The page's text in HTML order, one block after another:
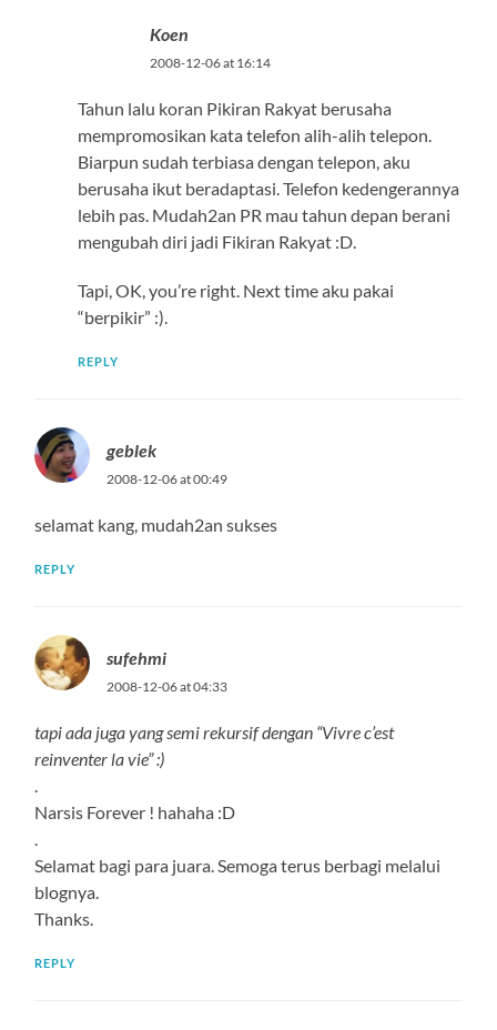
Koen
2008-12-06 at 16:14
Tahun lalu koran Pikiran Rakyat berusaha
mempromosikan kata telefon alih-alih telepon.
Biarpun sudah terbiasa dengan telepon, aku
berusaha ikut beradaptasi. Telefon kedengerannya
lebih pas. Mudah2an PR mau tahun depan berani
mengubah diri jadi Fikiran Rakyat :D.
Tapi, OK, you’re right. Next time aku pakai
“berpikir” :).
REPLY
geblek
2008-12-06 at 00:49
selamat kang, mudah2an sukses
REPLY
sufehmi
2008-12-06 at 04:33
tapi ada juga yang semi rekursif dengan “Vivre c’est
reinventer la vie” :)
.
Narsis Forever ! hahaha :D
.
Selamat bagi para juara. Semoga terus berbagi melalui
blognya.
Thanks.
REPLY